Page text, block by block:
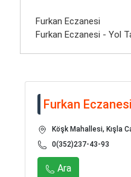
Furkan Eczanesi
Furkan Eczanesi - Yol
Furkan Eczanesi
Köşk Mahallesi, Kışla
0(352)237-43-93
Ara